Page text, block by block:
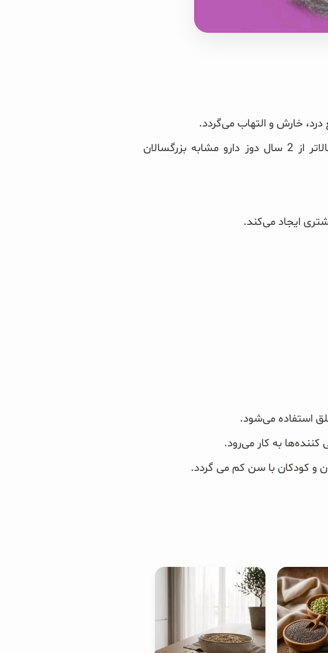
کودکان: تا 2 سالگی زیر نظر پزشک باید استفاده گردد و در کودکان بالاتر از 2 سال دوز دارو مشابه بزرگسالان
ایجاد می‌کند.
و کودکان با سن کم می‌ گردد.